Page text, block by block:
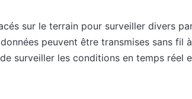
sur le terrain pour surveiller divers
peuvent être transmises sans fil
surveiller les conditions en temps réel